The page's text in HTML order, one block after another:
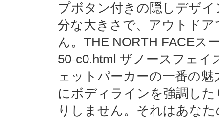
プボタン付きの隠しデザ
分な大きさで、アウトド
ん。THE NORTH FACEス
50-c0.html ザノースフェ
ェットパーカーの一番の
にボディラインを強調し
りしません。それはあな